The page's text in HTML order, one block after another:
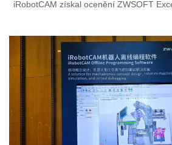
iRobotCAM získal ocenění ZWSOFT